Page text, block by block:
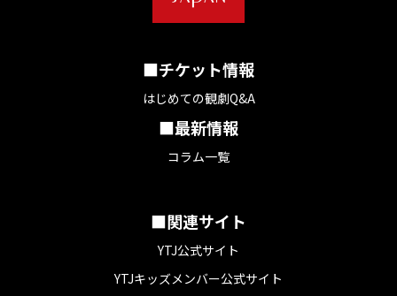
■チケット情報
はじめての観劇Q&A
■最新情報
コラム一覧
■関連サイト
YTJ公式サイト
YTJキッズメンバー公式サイト